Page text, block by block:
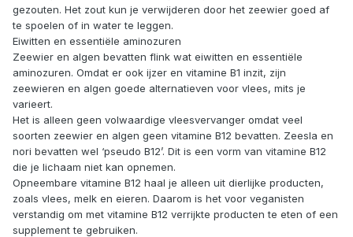
gezouten. Het zout kun je verwijderen door het zeewier goed af
te spoelen of in water te leggen.
Eiwitten en essentiële aminozuren
Zeewier en algen bevatten flink wat eiwitten en essentiële
aminozuren. Omdat er ook ijzer en vitamine B1 inzit, zijn
zeewieren en algen goede alternatieven voor vlees, mits je
varieert.
Het is alleen geen volwaardige vleesvervanger omdat veel
soorten zeewier en algen geen vitamine B12 bevatten. Zeesla en
nori bevatten wel ‘pseudo B12’. Dit is een vorm van vitamine B12
die je lichaam niet kan opnemen.
Opneembare vitamine B12 haal je alleen uit dierlijke producten,
zoals vlees, melk en eieren. Daarom is het voor veganisten
verstandig om met vitamine B12 verrijkte producten te eten of een
supplement te gebruiken.